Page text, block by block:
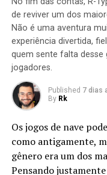
inimigos mais
destruídas dentro de
missão seja concluída.
de reviver um dos
Não é uma aventura
experiência divertida,
quem sente falta desse
jogadores.
Published 7 dias
By Rk
Os jogos de nave
como antigamente,
gênero era um dos
Pensando